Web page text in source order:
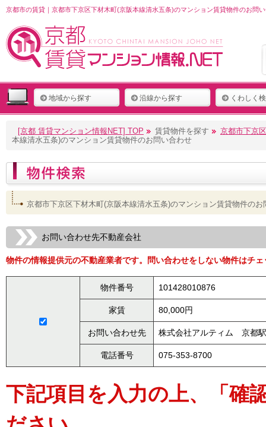
京都市の賃貸｜京都市下京区下材木町(京阪本線清水五条)のマンション賃貸物件のお問
地域から探す 沿線から探す くわしく
[京都 賃貸マンション情報NET] TOP 賃貸物件を探す
京都市下京
本線清水五条)のマンション賃貸物件のお問い合わせ
京都市下京区下材木町(京阪本線清水五条)のマンション賃貸物件の
お問い合わせ先不動産会社
物件の情報提供元の不動産業者です。問い合わせをしない物件はチ
物件番号 101428010876
家賃 80,000円
お問い合わせ先 株式会社アルティム 京都
電話番号 075-353-8700
下記項目を入力の上、「確